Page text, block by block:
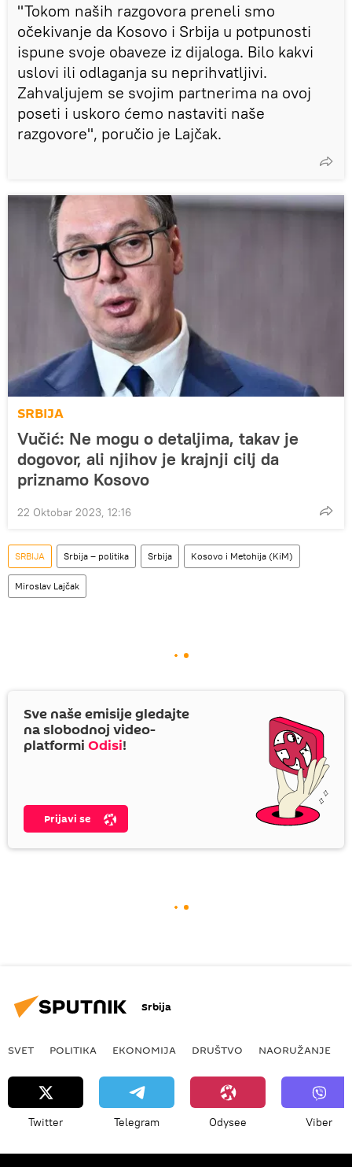
"Tokom naših razgovora preneli smo
očekivanje da Kosovo i Srbija u potpunosti
ispune svoje obaveze iz dijaloga. Bilo kakvi
uslovi ili odlaganja su neprihvatljivi.
Zahvaljujem se svojim partnerima na ovoj
poseti i uskoro ćemo nastaviti naše
razgovore", poručio je Lajčak.
SRBIJA
Vučić: Ne mogu o detaljima, takav je
dogovor, ali njihov je krajnji cilj da
priznamo Kosovo
22 Oktobar 2023, 12:16
SRBIJA Srbija – politika Srbija Kosovo i Metohija (KiM)
Miroslav Lajčak
Sve naše emisije gledajte
na slobodnoj video-
platformi Odisi!
Prijavi se
Srbija
SVET POLITIKA EKONOMIJA DRUŠTVO NAORUŽANJE
Twitter Telegram Odysee Viber